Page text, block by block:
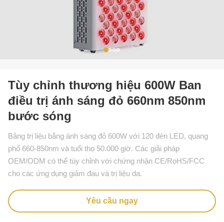
Tùy chỉnh thương hiệu 600W Ban
điều trị ánh sáng đỏ 660nm 850nm
bước sóng
Bảng trị liệu bằng ánh sáng đỏ 600W với 120 đèn LED, quang
phổ 660-850nm và tuổi thọ 50.000 giờ. Các giải pháp
OEM/ODM có thể tùy chỉnh với chứng nhận CE/RoHS/FCC
cho các ứng dụng giảm đau và trị liệu da.
Yêu cầu ngay